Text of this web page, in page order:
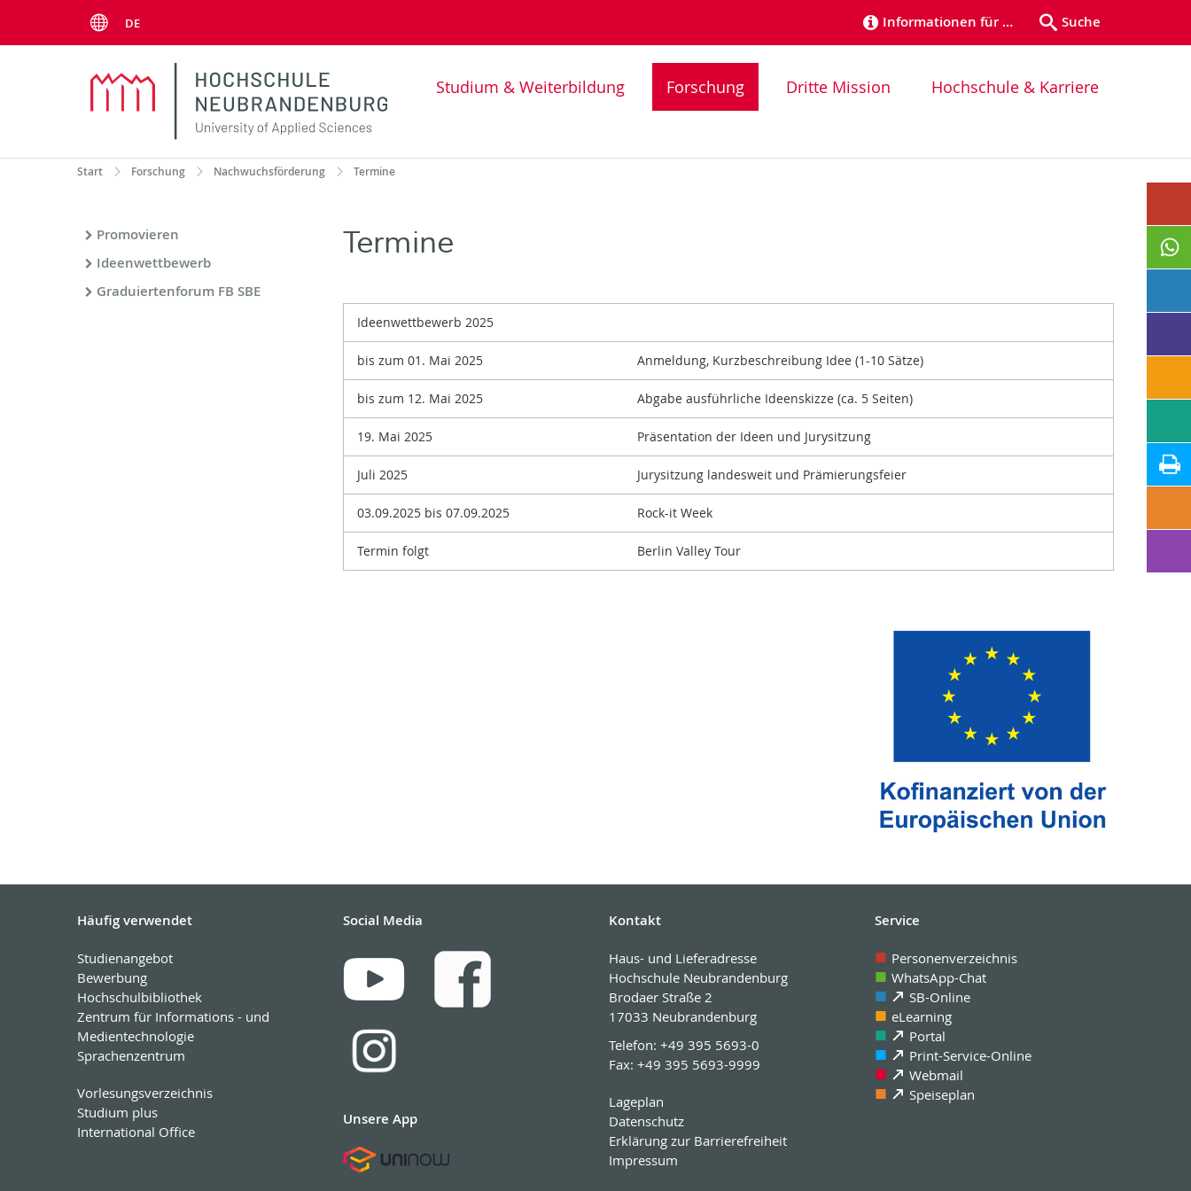
DE Informationen für … Suche
Studium & Weiterbildung Forschung Dritte Mission Hochschule & Karriere
Start Forschung Nachwuchsförderung Termine
Promovieren
Ideenwettbewerb
Graduiertenforum FB SBE
Termine
Ideenwettbewerb 2025
bis zum 01. Mai 2025 Anmeldung, Kurzbeschreibung Idee (1-10 Sätze)
bis zum 12. Mai 2025 Abgabe ausführliche Ideenskizze (ca. 5 Seiten)
19. Mai 2025 Präsentation der Ideen und Jurysitzung
Juli 2025 Jurysitzung landesweit und Prämierungsfeier
03.09.2025 bis 07.09.2025 Rock-it Week
Termin folgt Berlin Valley Tour
Häufig verwendet
Studienangebot
Bewerbung
Hochschulbibliothek
Zentrum für Informations - und
Medientechnologie
Sprachenzentrum
Vorlesungsverzeichnis
Studium plus
International Office
Social Media
Unsere App
Kontakt
Haus- und Lieferadresse
Hochschule Neubrandenburg
Brodaer Straße 2
17033 Neubrandenburg
Telefon: +49 395 5693-0
Fax: +49 395 5693-9999
Lageplan
Datenschutz
Erklärung zur Barrierefreiheit
Impressum
Service
Personenverzeichnis
WhatsApp-Chat
SB-Online
eLearning
Portal
Print-Service-Online
Webmail
Speiseplan